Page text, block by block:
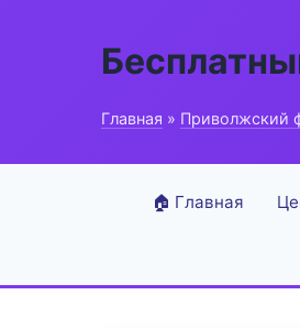
Главная » Приволжский
🏠 Главная